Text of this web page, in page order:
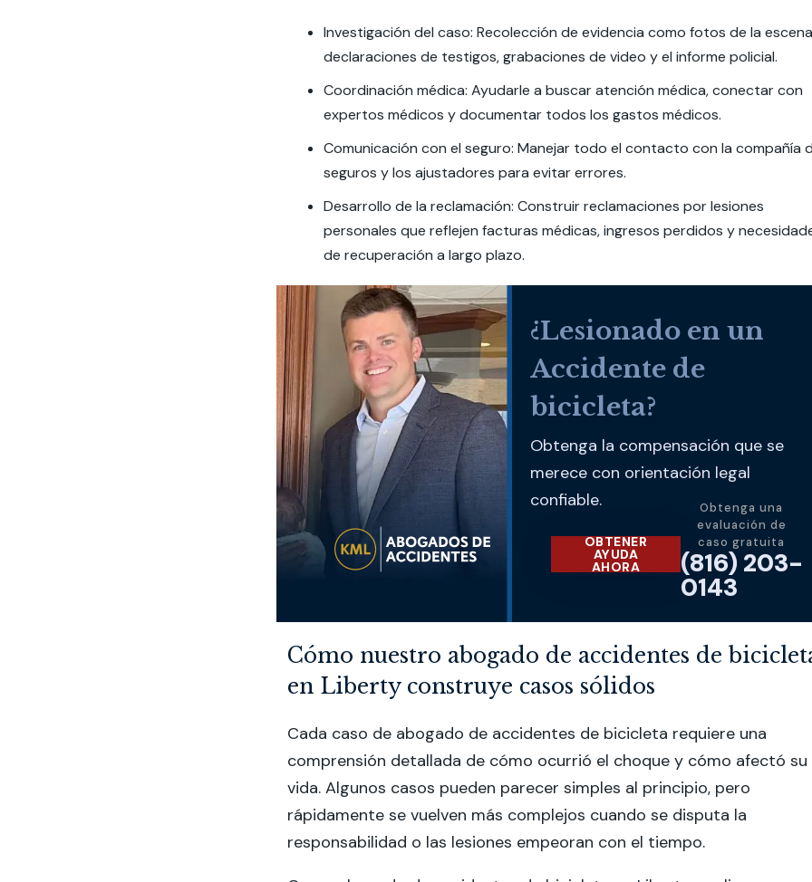
Investigación del caso: Recolección de evidencia como fotos de la
declaraciones de testigos, grabaciones de video y el informe policial.
Coordinación médica: Ayudarle a buscar atención médica, conectar con
expertos médicos y documentar todos los gastos médicos.
Comunicación con el seguro: Manejar todo el contacto con la compañía
seguros y los ajustadores para evitar errores.
Desarrollo de la reclamación: Construir reclamaciones por lesiones
personales que reflejen facturas médicas, ingresos perdidos y
de recuperación a largo plazo.
¿Lesionado en un
Accidente de
bicicleta?
Obtenga la compensación que se
merece con orientación legal
confiable.
OBTENER
AYUDA
AHORA
Obtenga una
evaluación de
caso gratuita
(816) 203-
0143
Cómo nuestro abogado de accidentes de
en Liberty construye casos sólidos
Cada caso de abogado de accidentes de bicicleta requiere una
comprensión detallada de cómo ocurrió el choque y cómo afectó su
vida. Algunos casos pueden parecer simples al principio, pero
rápidamente se vuelven más complejos cuando se disputa la
responsabilidad o las lesiones empeoran con el tiempo.